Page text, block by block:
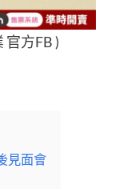
官方FB )
見面會